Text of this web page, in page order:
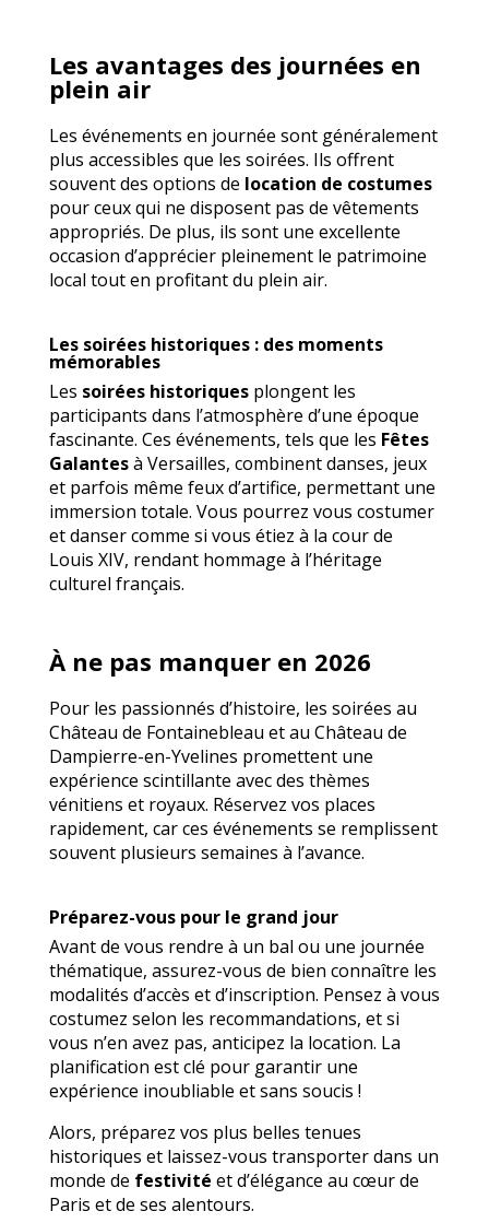
Les avantages des journées en
plein air
Les événements en journée sont généralement
plus accessibles que les soirées. Ils offrent
souvent des options de location de costumes
pour ceux qui ne disposent pas de vêtements
appropriés. De plus, ils sont une excellente
occasion d’apprécier pleinement le patrimoine
local tout en profitant du plein air.
Les soirées historiques : des moments
mémorables
Les soirées historiquesplongent les
participants dans l’atmosphère d’une époque
fascinante. Ces événements, tels que les Fêtes
Galantesà Versailles, combinent danses, jeux
et parfois même feux d’artifice, permettant une
immersion totale. Vous pourrez vous costumer
et danser comme si vous étiez à la cour de
Louis XIV, rendant hommage à l’héritage
culturel français.
À ne pas manquer en 2026
Pour les passionnés d’histoire, les soirées au
Château de Fontainebleau et au Château de
Dampierre-en-Yvelines promettent une
expérience scintillante avec des thèmes
vénitiens et royaux. Réservez vos places
rapidement, car ces événements se remplissent
souvent plusieurs semaines à l’avance.
Préparez-vous pour le grand jour
Avant de vous rendre à un bal ou une journée
thématique, assurez-vous de bien connaître les
modalités d’accès et d’inscription. Pensez à vous
costumez selon les recommandations, et si
vous n’en avez pas, anticipez la location. La
planification est clé pour garantir une
expérience inoubliable et sans soucis !
Alors, préparez vos plus belles tenues
historiques et laissez-vous transporter dans un
monde de festivité et d’élégance au cœur de
Paris et de ses alentours.